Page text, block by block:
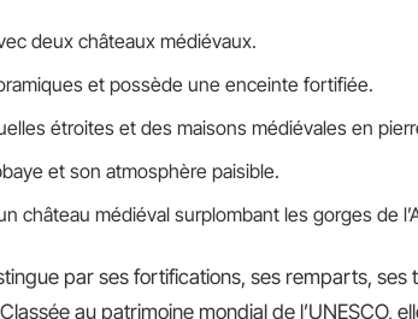
deux châteaux médiévaux.
et possède une enceinte fortifiée.
étroites et des maisons médiévales en
et son atmosphère paisible.
château médiéval surplombant les gorges de
par ses fortifications, ses remparts, ses
au patrimoine mondial de l’UNESCO,